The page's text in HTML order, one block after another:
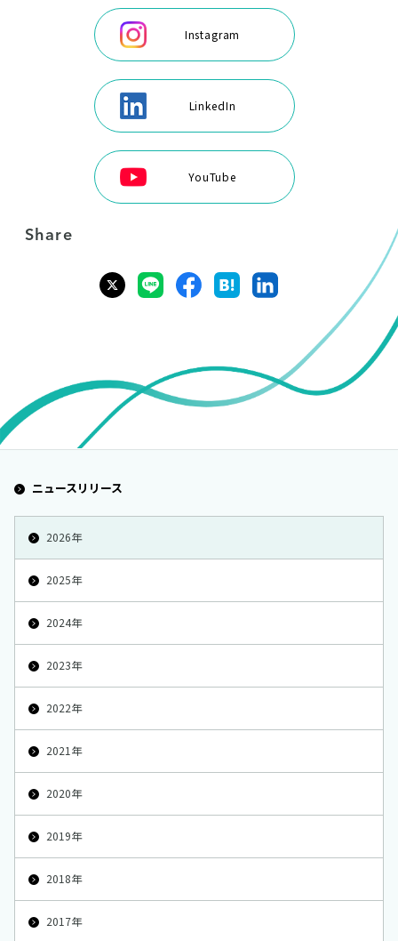
Instagram
LinkedIn
YouTube
Share
ニュースリリース
2026年
2025年
2024年
2023年
2022年
2021年
2020年
2019年
2018年
2017年